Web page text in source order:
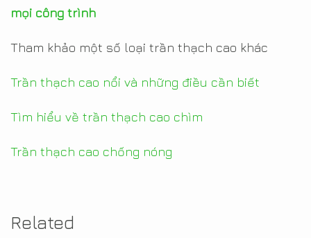
mọi công trình
Tham khảo một số loại trần thạch cao khác
Trần thạch cao nổi và những điều cần biết
Tìm hiểu về trần thạch cao chìm
Trần thạch cao chống nóng
Related